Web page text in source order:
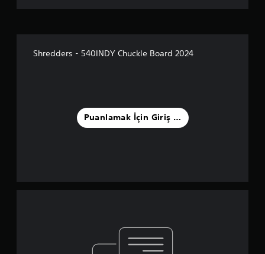
Shredders - 540INDY Chuckle Board 2024
Puanlamak İçin Giriş Yapın